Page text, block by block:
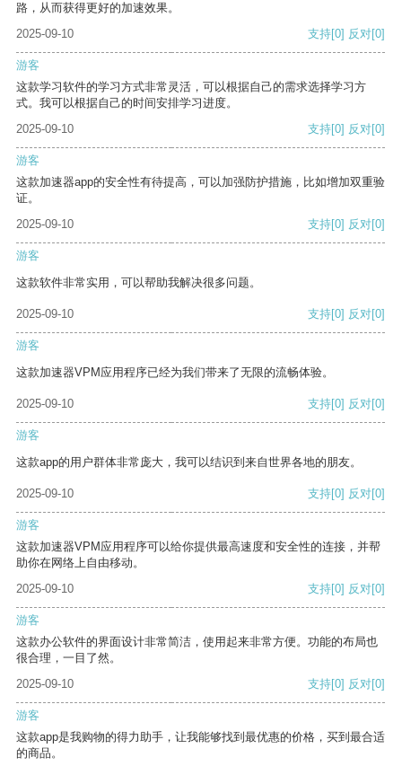
路，从而获得更好的加速效果。
2025-09-10
支持[0] 反对[0]
游客
这款学习软件的学习方式非常灵活，可以根据自己的需求选择学习方
式。我可以根据自己的时间安排学习进度。
2025-09-10
支持[0] 反对[0]
游客
这款加速器app的安全性有待提高，可以加强防护措施，比如增加双重验
证。
2025-09-10
支持[0] 反对[0]
游客
这款软件非常实用，可以帮助我解决很多问题。
2025-09-10 支持[0] 反对[0]
游客
这款加速器VPM应用程序已经为我们带来了无限的流畅体验。
2025-09-10 支持[0] 反对[0]
游客
这款app的用户群体非常庞大，我可以结识到来自世界各地的朋友。
2025-09-10 支持[0] 反对[0]
游客
这款加速器VPM应用程序可以给你提供最高速度和安全性的连接，并帮
助你在网络上自由移动。
2025-09-10
支持[0] 反对[0]
游客
这款办公软件的界面设计非常简洁，使用起来非常方便。功能的布局也
很合理，一目了然。
2025-09-10
支持[0] 反对[0]
游客
这款app是我购物的得力助手，让我能够找到最优惠的价格，买到最合适
的商品。